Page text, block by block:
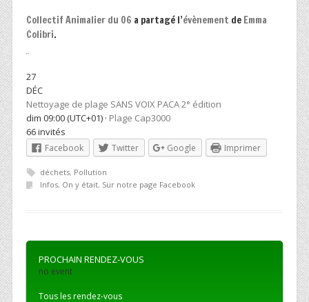
Collectif Animalier du 06 a partagé l’évènement de Emma
Colibri.
27
DÉC
Nettoyage de plage SANS VOIX PACA 2° édition
dim 09:00 (UTC+01) · Plage Cap3000
66 invités
Facebook Twitter Google Imprimer
déchets, Pollution
Infos, On y était, Sur notre page Facebook
PROCHAIN RENDEZ-VOUS
no event
Tous les rendez-vous